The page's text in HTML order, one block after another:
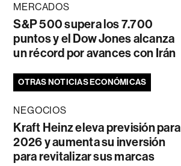
MERCADOS
S&P 500 supera los 7.700
puntos y el Dow Jones alcanza
un récord por avances con Irán
OTRAS NOTICIAS ECONÓMICAS
NEGOCIOS
Kraft Heinz eleva previsión para
2026 y aumenta su inversión
para revitalizar sus marcas